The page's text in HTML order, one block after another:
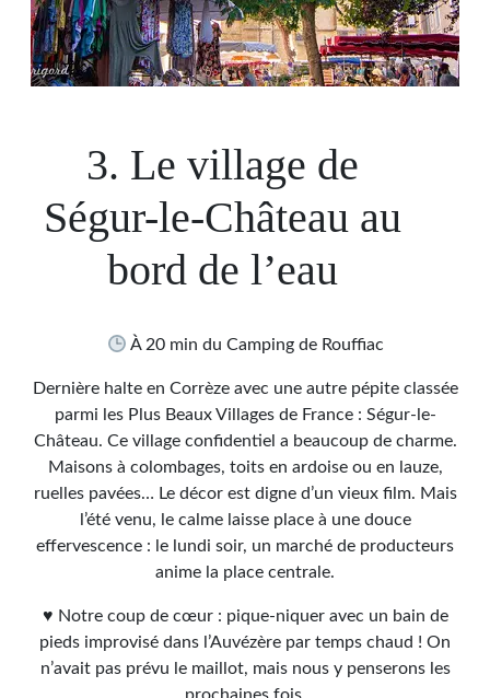
3. Le village de
Ségur-le-Château au
bord de l’eau
À 20 min du Camping de Rouffiac
Dernière halte en Corrèze avec une autre pépite classée
parmi les Plus Beaux Villages de France : Ségur-le-
Château. Ce village confidentiel a beaucoup de charme.
Maisons à colombages, toits en ardoise ou en lauze,
ruelles pavées… Le décor est digne d’un vieux film. Mais
l’été venu, le calme laisse place à une douce
effervescence : le lundi soir, un marché de producteurs
anime la place centrale.
♥ Notre coup de cœur : pique-niquer avec un bain de
pieds improvisé dans l’Auvézère par temps chaud ! On
n’avait pas prévu le maillot, mais nous y penserons les